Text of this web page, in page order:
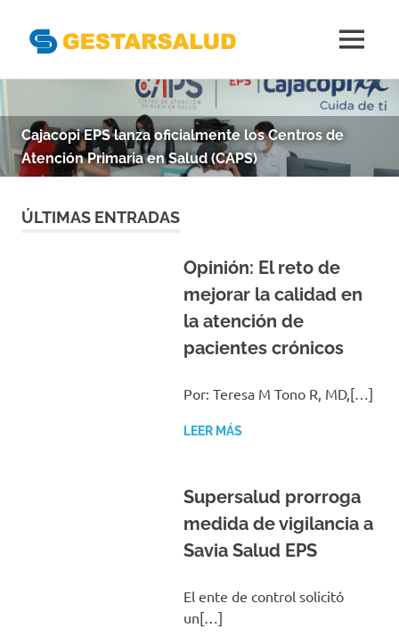
Saltar
al
contenido
Gestoras
del
Aseguramiento
Salud
MENÚ
Cajacopi EPS lanza oficialmente los Centros de
Atención Primaria en Salud (CAPS)
ÚLTIMAS ENTRADAS
Opinión: El reto de
mejorar la calidad en
la atención de
pacientes crónicos
Por: Teresa M Tono R, MD,[…]
LEER MÁS
Supersalud prorroga
medida de vigilancia a
Savia Salud EPS
El ente de control solicitó
un[…]